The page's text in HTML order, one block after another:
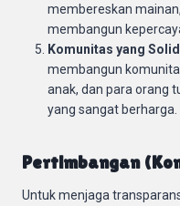
membereskan
membangun
Komunitas yang
membangun
anak, dan para orang
yang sangat berharga.
Pertimbangan
Untuk menjaga